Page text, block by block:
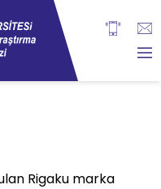
Rigaku marka